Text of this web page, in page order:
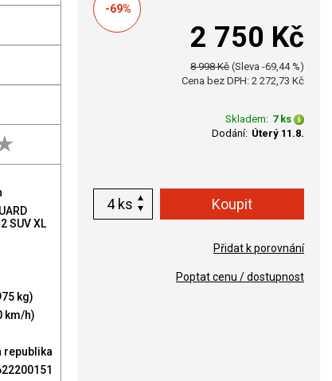
SUV XL
kg)
km/h)
republika
-69%
2 750 Kč
8 998 Kč (Sleva -69,44 %)
Cena bez DPH: 2 272,73 Kč
Skladem: 7 ks
Dodání: Úterý 11.8.
ks
Přidat k porovnání
Poptat cenu / dostupnost